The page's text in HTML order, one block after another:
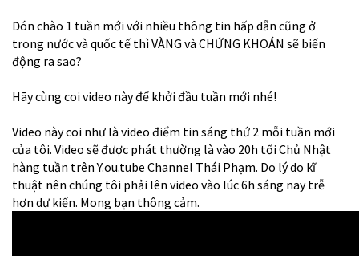
Đón chào 1 tuần mới với nhiều thông tin hấp dẫn cũng ở
trong nước và quốc tế thì VÀNG và CHỨNG KHOÁN sẽ biến
động ra sao?
Hãy cùng coi video này để khởi đầu tuần mới nhé!
Video này coi như là video điểm tin sáng thứ 2 mỗi tuần mới
của tôi. Video sẽ được phát thường là vào 20h tối Chủ Nhật
hàng tuần trên Y.ou.tube Channel Thái Phạm. Do lý do kĩ
thuật nên chúng tôi phải lên video vào lúc 6h sáng nay trễ
hơn dự kiến. Mong bạn thông cảm.